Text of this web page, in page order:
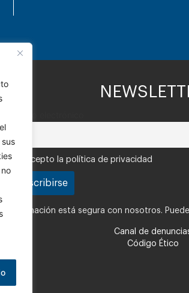
Acepto la política de privacidad
información está segura con nosotros.
Canal de
Código Ético